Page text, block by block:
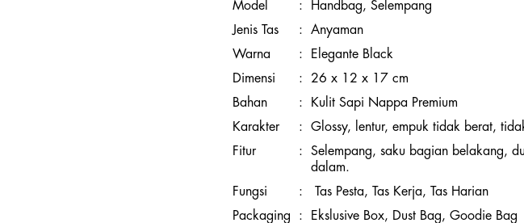
Model
:
Handbag, Selempang
Jenis Tas
:
Anyaman
Warna
:
Elegante Black
Dimensi
:
26 x 12 x 17 cm
Bahan
:
Kulit Sapi Nappa Premium
Karakter
:
Glossy, lentur, empuk tidak berat,
Fitur
:
Selempang, saku bagian belakang,
dalam.
Fungsi
:
Tas Pesta, Tas Kerja, Tas Harian
Packaging
: Ekslusive Box, Dust Bag, Goodie Bag